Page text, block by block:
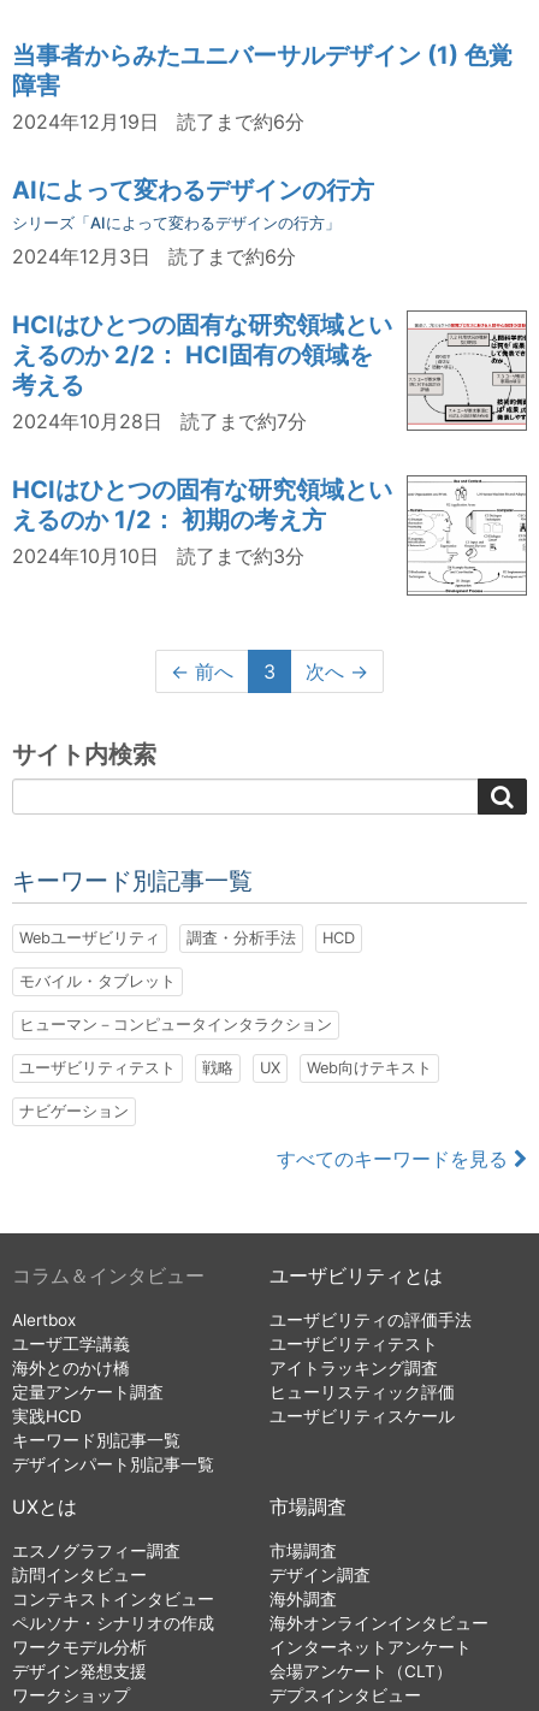
当事者からみたユニバーサルデザイン (1) 色覚
障害
2024年12月19日 読了まで約6分
AIによって変わるデザインの行方
シリーズ「AIによって変わるデザインの行方」
2024年12月3日 読了まで約6分
HCIはひとつの固有な研究領域とい
えるのか 2/2： HCI固有の領域を
考える
2024年10月28日 読了まで約7分
HCIはひとつの固有な研究領域とい
えるのか 1/2： 初期の考え方
2024年10月10日 読了まで約3分
← 前へ 3 次へ →
サイト内検索
キーワード別記事一覧
Webユーザビリティ 調査・分析手法 HCD
モバイル・タブレット
ヒューマン－コンピュータインタラクション
ユーザビリティテスト 戦略 UX Web向けテキスト
ナビゲーション
すべてのキーワードを見る
コラム＆インタビュー
Alertbox
ユーザ工学講義
海外とのかけ橋
定量アンケート調査
実践HCD
キーワード別記事一覧
デザインパート別記事一覧
ユーザビリティとは
ユーザビリティの評価手法
ユーザビリティテスト
アイトラッキング調査
ヒューリスティック評価
ユーザビリティスケール
UXとは
エスノグラフィー調査
訪問インタビュー
コンテキストインタビュー
ペルソナ・シナリオの作成
ワークモデル分析
デザイン発想支援
ワークショップ
市場調査
市場調査
デザイン調査
海外調査
海外オンラインインタビュー
インターネットアンケート
会場アンケート（CLT）
デプスインタビュー